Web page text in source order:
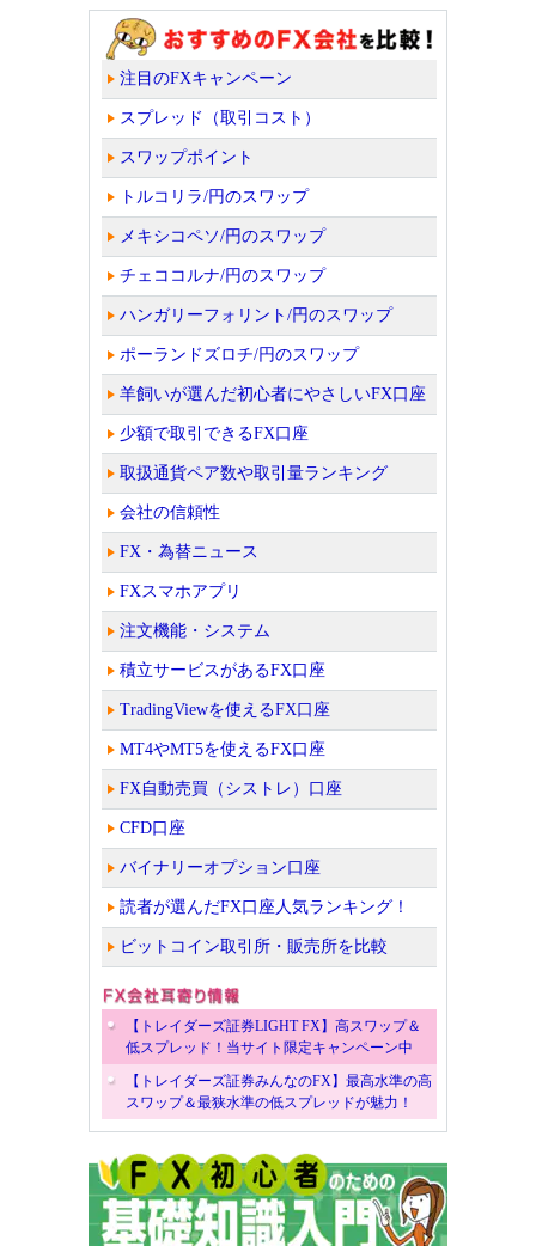
注目のFXキャンペーン
スプレッド（取引コスト）
スワップポイント
トルコリラ/円のスワップ
メキシコペソ/円のスワップ
チェココルナ/円のスワップ
ハンガリーフォリント/円のスワップ
ポーランドズロチ/円のスワップ
羊飼いが選んだ初心者にやさしいFX口座
少額で取引できるFX口座
取扱通貨ペア数や取引量ランキング
会社の信頼性
FX・為替ニュース
FXスマホアプリ
注文機能・システム
積立サービスがあるFX口座
TradingViewを使えるFX口座
MT4やMT5を使えるFX口座
FX自動売買（シストレ）口座
CFD口座
バイナリーオプション口座
読者が選んだFX口座人気ランキング！
ビットコイン取引所・販売所を比較
【トレイダーズ証券LIGHT FX】高スワップ＆
低スプレッド！当サイト限定キャンペーン中
【トレイダーズ証券みんなのFX】最高水準の高
スワップ＆最狭水準の低スプレッドが魅力！